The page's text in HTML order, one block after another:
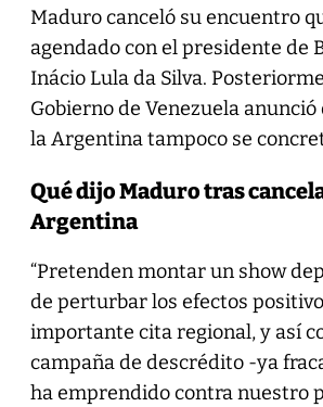
Maduro canceló su encuentro
agendado con el presidente de
Inácio Lula da Silva.
Gobierno de Venezuela anunció
la Argentina tampoco se
Qué dijo Maduro tras
Argentina
“Pretenden montar un show
de perturbar los efectos
importante cita regional, y así
campaña de descrédito -ya
ha emprendido contra nuestro